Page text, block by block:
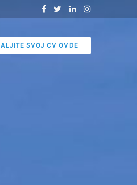
SVOJ CV OVDE